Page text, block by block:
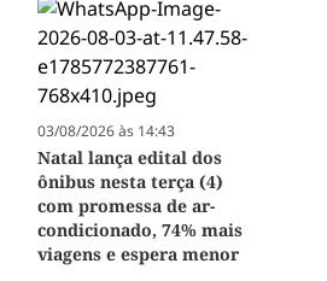
03/08/2026 às 14:43
Natal lança edital dos
ônibus nesta terça (4)
com promessa de ar-
condicionado, 74% mais
viagens e espera menor